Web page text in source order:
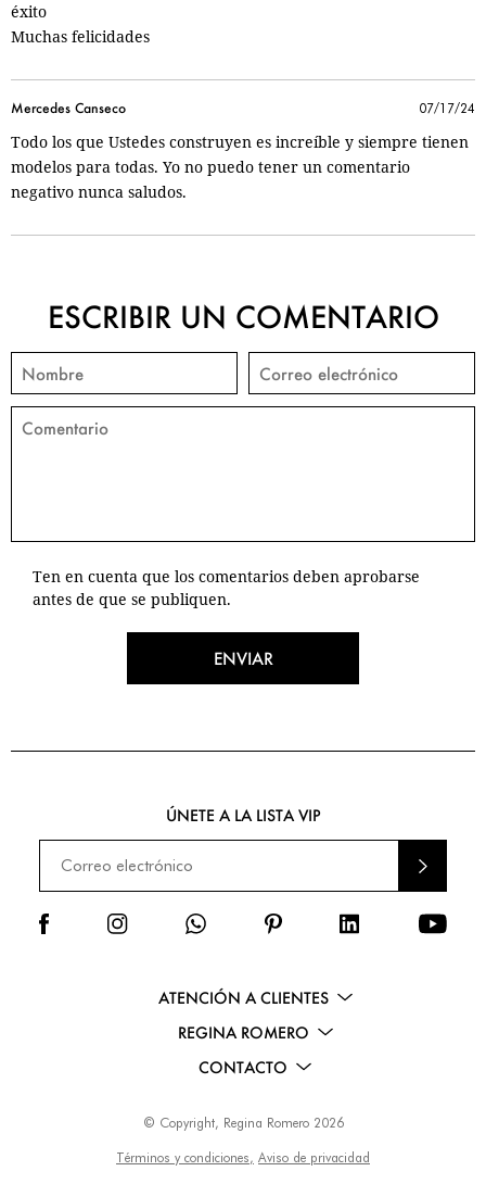
éxito
Muchas felicidades
Mercedes Canseco
Todo los que Ustedes construyen es increíble y siempre tienen
modelos para todas. Yo no puedo tener un comentario
negativo nunca saludos.
07/17/24
ESCRIBIR UN COMENTARIO
Ten en cuenta que los comentarios deben aprobarse
antes de que se publiquen.
ENVIAR
ATENCIÓN A CLIENTES
REGINA ROMERO
CONTACTO
ÚNETE A LA LISTA VIP
ENVI
AR
© Copyright, Regina Romero 2026
Términos y condiciones, Aviso de privacidad